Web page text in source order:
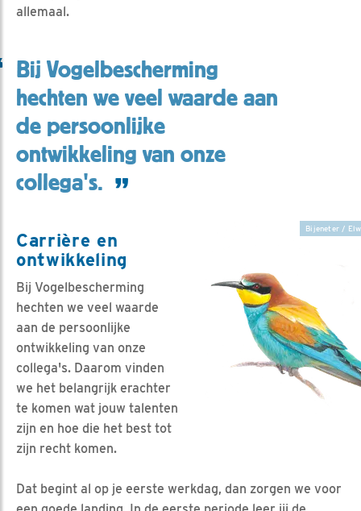
allemaal.
Bij Vogelbescherming
hechten we veel waarde aan
de persoonlijke
ontwikkeling van onze
collega's.
Bijeneter /
Carrière en
ontwikkeling
Bij Vogelbescherming
hechten we veel waarde
aan de persoonlijke
ontwikkeling van onze
collega's. Daarom vinden
we het belangrijk erachter
te komen wat jouw talenten
zijn en hoe die het best tot
zijn recht komen.
Dat begint al op je eerste werkdag, dan zorgen we voor